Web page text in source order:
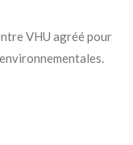
VHU agréé pour